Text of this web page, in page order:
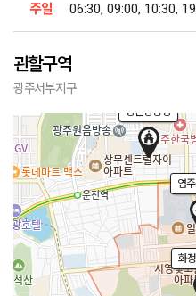
주일 06:30, 09:00, 10:30,
관할구역
광주서부지구
쌍촌동성당
염
화